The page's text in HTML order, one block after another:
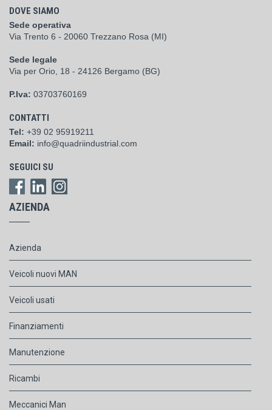
DOVE SIAMO
Sede operativa
Via Trento 6 - 20060 Trezzano Rosa (MI)
Sede legale
Via per Orio, 18 - 24126 Bergamo (BG)
P.Iva: 03703760169
CONTATTI
Tel: +39 02 95919211
Email: info@quadriindustrial.com
SEGUICI SU
AZIENDA
Azienda
Veicoli nuovi MAN
Veicoli usati
Finanziamenti
Manutenzione
Ricambi
Meccanici Man